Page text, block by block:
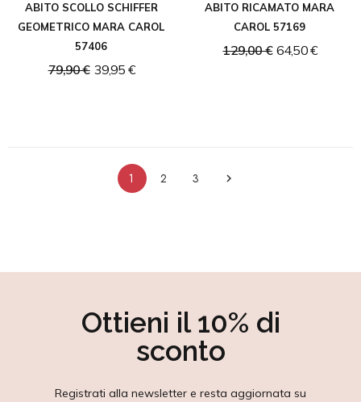
ABITO SCOLLO SCHIFFER
GEOMETRICO MARA CAROL
57406
79,90 € 39,95 €
ABITO RICAMATO MARA
CAROL 57169
129,00 € 64,50 €
1 2 3 
Ottieni il 10% di
sconto
Registrati alla newsletter e resta aggiornata su